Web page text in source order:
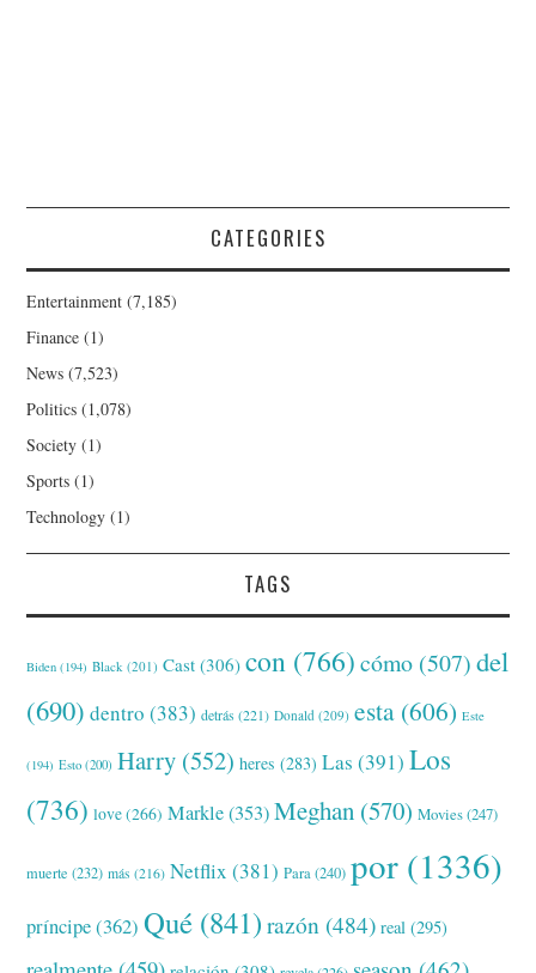
CATEGORIES
Entertainment (7,185)
Finance (1)
News (7,523)
Politics (1,078)
Society (1)
Sports (1)
Technology (1)
TAGS
Biden (194) Black (201) Cast (306) con (766) cómo (507) del
(690) dentro (383) detrás (221) Donald (209) esta (606) Este
(194) Esto (200) Harry (552) heres (283) Las (391) Los
(736) love(266) Markle(353) Meghan (570) Movies(247)
muerte (232) más (216) Netflix (381) Para(240) por (1336)
príncipe(362) Qué (841) razón (484) real (295)